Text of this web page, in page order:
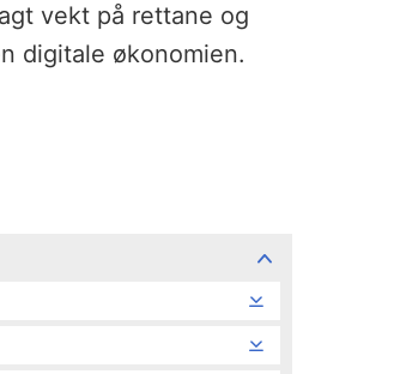
vekt på rettane og
digitale økonomien.